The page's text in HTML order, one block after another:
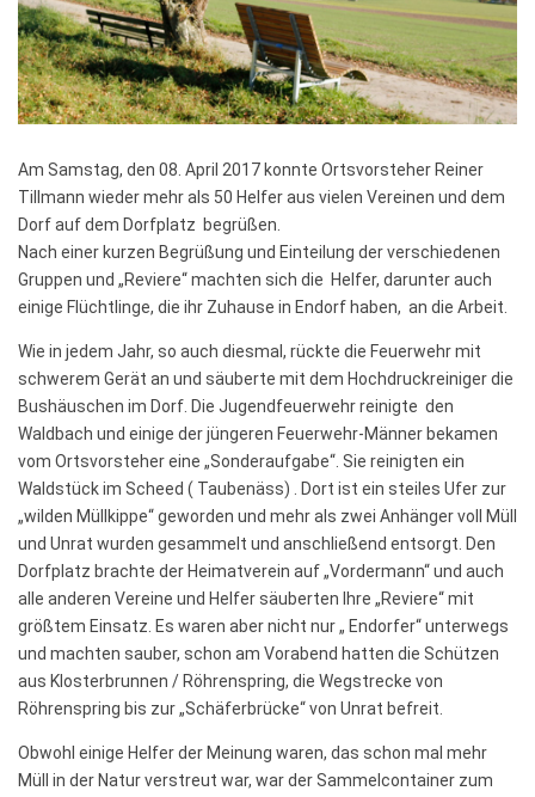
Am Samstag, den 08. April 2017 konnte Ortsvorsteher Reiner
Tillmann wieder mehr als 50 Helfer aus vielen Vereinen und dem
Dorf auf dem Dorfplatz begrüßen.
Nach einer kurzen Begrüßung und Einteilung der verschiedenen
Gruppen und „Reviere“ machten sich die Helfer, darunter auch
einige Flüchtlinge, die ihr Zuhause in Endorf haben, an die Arbeit.
Wie in jedem Jahr, so auch diesmal, rückte die Feuerwehr mit
schwerem Gerät an und säuberte mit dem Hochdruckreiniger die
Bushäuschen im Dorf. Die Jugendfeuerwehr reinigte den
Waldbach und einige der jüngeren Feuerwehr-Männer bekamen
vom Ortsvorsteher eine „Sonderaufgabe“. Sie reinigten ein
Waldstück im Scheed ( Taubenäss) . Dort ist ein steiles Ufer zur
„wilden Müllkippe“ geworden und mehr als zwei Anhänger voll Müll
und Unrat wurden gesammelt und anschließend entsorgt. Den
Dorfplatz brachte der Heimatverein auf „Vordermann“ und auch
alle anderen Vereine und Helfer säuberten Ihre „Reviere“ mit
größtem Einsatz. Es waren aber nicht nur „ Endorfer“ unterwegs
und machten sauber, schon am Vorabend hatten die Schützen
aus Klosterbrunnen / Röhrenspring, die Wegstrecke von
Röhrenspring bis zur „Schäferbrücke“ von Unrat befreit.
Obwohl einige Helfer der Meinung waren, das schon mal mehr
Müll in der Natur verstreut war, war der Sammelcontainer zum